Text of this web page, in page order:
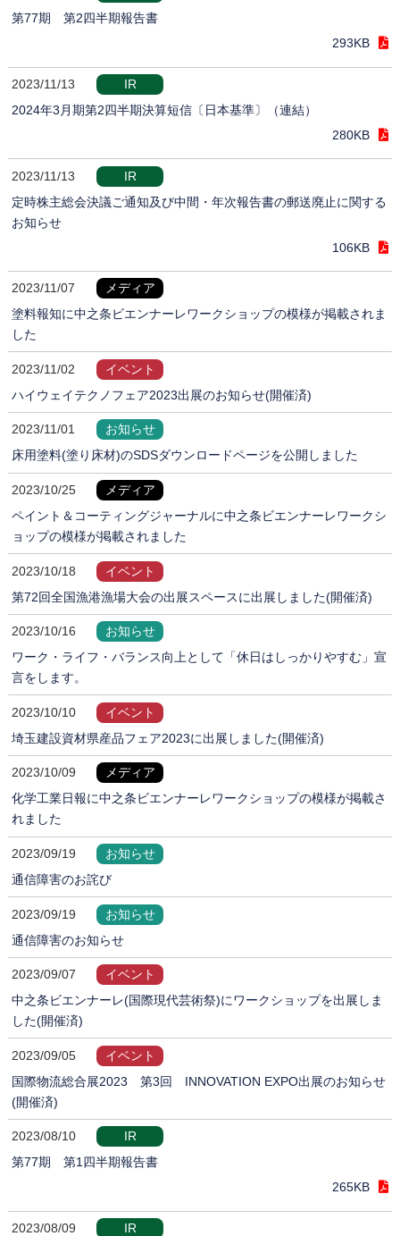
第77期 第2四半期報告書
293KB
2023/11/13
IR
2024年3月期第2四半期決算短信〔日本基準〕（連結）
280KB
2023/11/13
IR
定時株主総会決議ご通知及び中間・年次報告書の郵送廃止に関する
お知らせ
106KB
2023/11/07
メディア
塗料報知に中之条ビエンナーレワークショップの模様が掲載されま
した
2023/11/02
イベント
ハイウェイテクノフェア2023出展のお知らせ(開催済)
2023/11/01
お知らせ
床用塗料(塗り床材)のSDSダウンロードページを公開しました
2023/10/25
メディア
ペイント＆コーティングジャーナルに中之条ビエンナーレワークシ
ョップの模様が掲載されました
2023/10/18
イベント
第72回全国漁港漁場大会の出展スペースに出展しました(開催済)
2023/10/16
お知らせ
ワーク・ライフ・バランス向上として「休日はしっかりやすむ」宣
言をします。
2023/10/10
イベント
埼玉建設資材県産品フェア2023に出展しました(開催済)
2023/10/09
メディア
化学工業日報に中之条ビエンナーレワークショップの模様が掲載さ
れました
2023/09/19
お知らせ
通信障害のお詫び
2023/09/19
お知らせ
通信障害のお知らせ
2023/09/07
イベント
中之条ビエンナーレ(国際現代芸術祭)にワークショップを出展しま
した(開催済)
2023/09/05
イベント
国際物流総合展2023 第3回 INNOVATION EXPO出展のお知らせ
(開催済)
2023/08/10
IR
第77期 第1四半期報告書
265KB
2023/08/09
IR